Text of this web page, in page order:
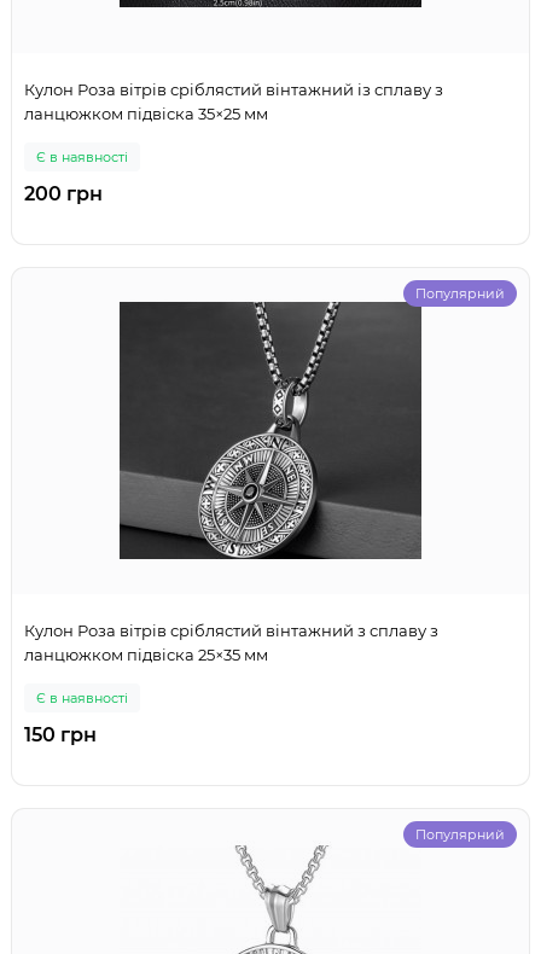
Кулон Роза вітрів сріблястий вінтажний із сплаву з
ланцюжком підвіска 35×25 мм
Є в наявності
200 грн
Популярний
Кулон Роза вітрів сріблястий вінтажний з сплаву з
ланцюжком підвіска 25×35 мм
Є в наявності
150 грн
Популярний